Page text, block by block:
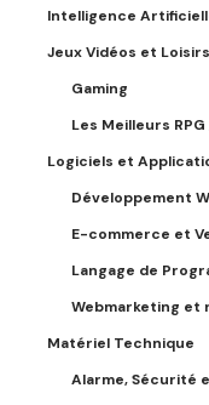
Intelligence
Jeux Vidéos et
Gaming
Les Meilleurs
Logiciels et
Développement
E-commerce et
Langage de
Webmarketing et
Matériel Technique
Alarme, Sécurité